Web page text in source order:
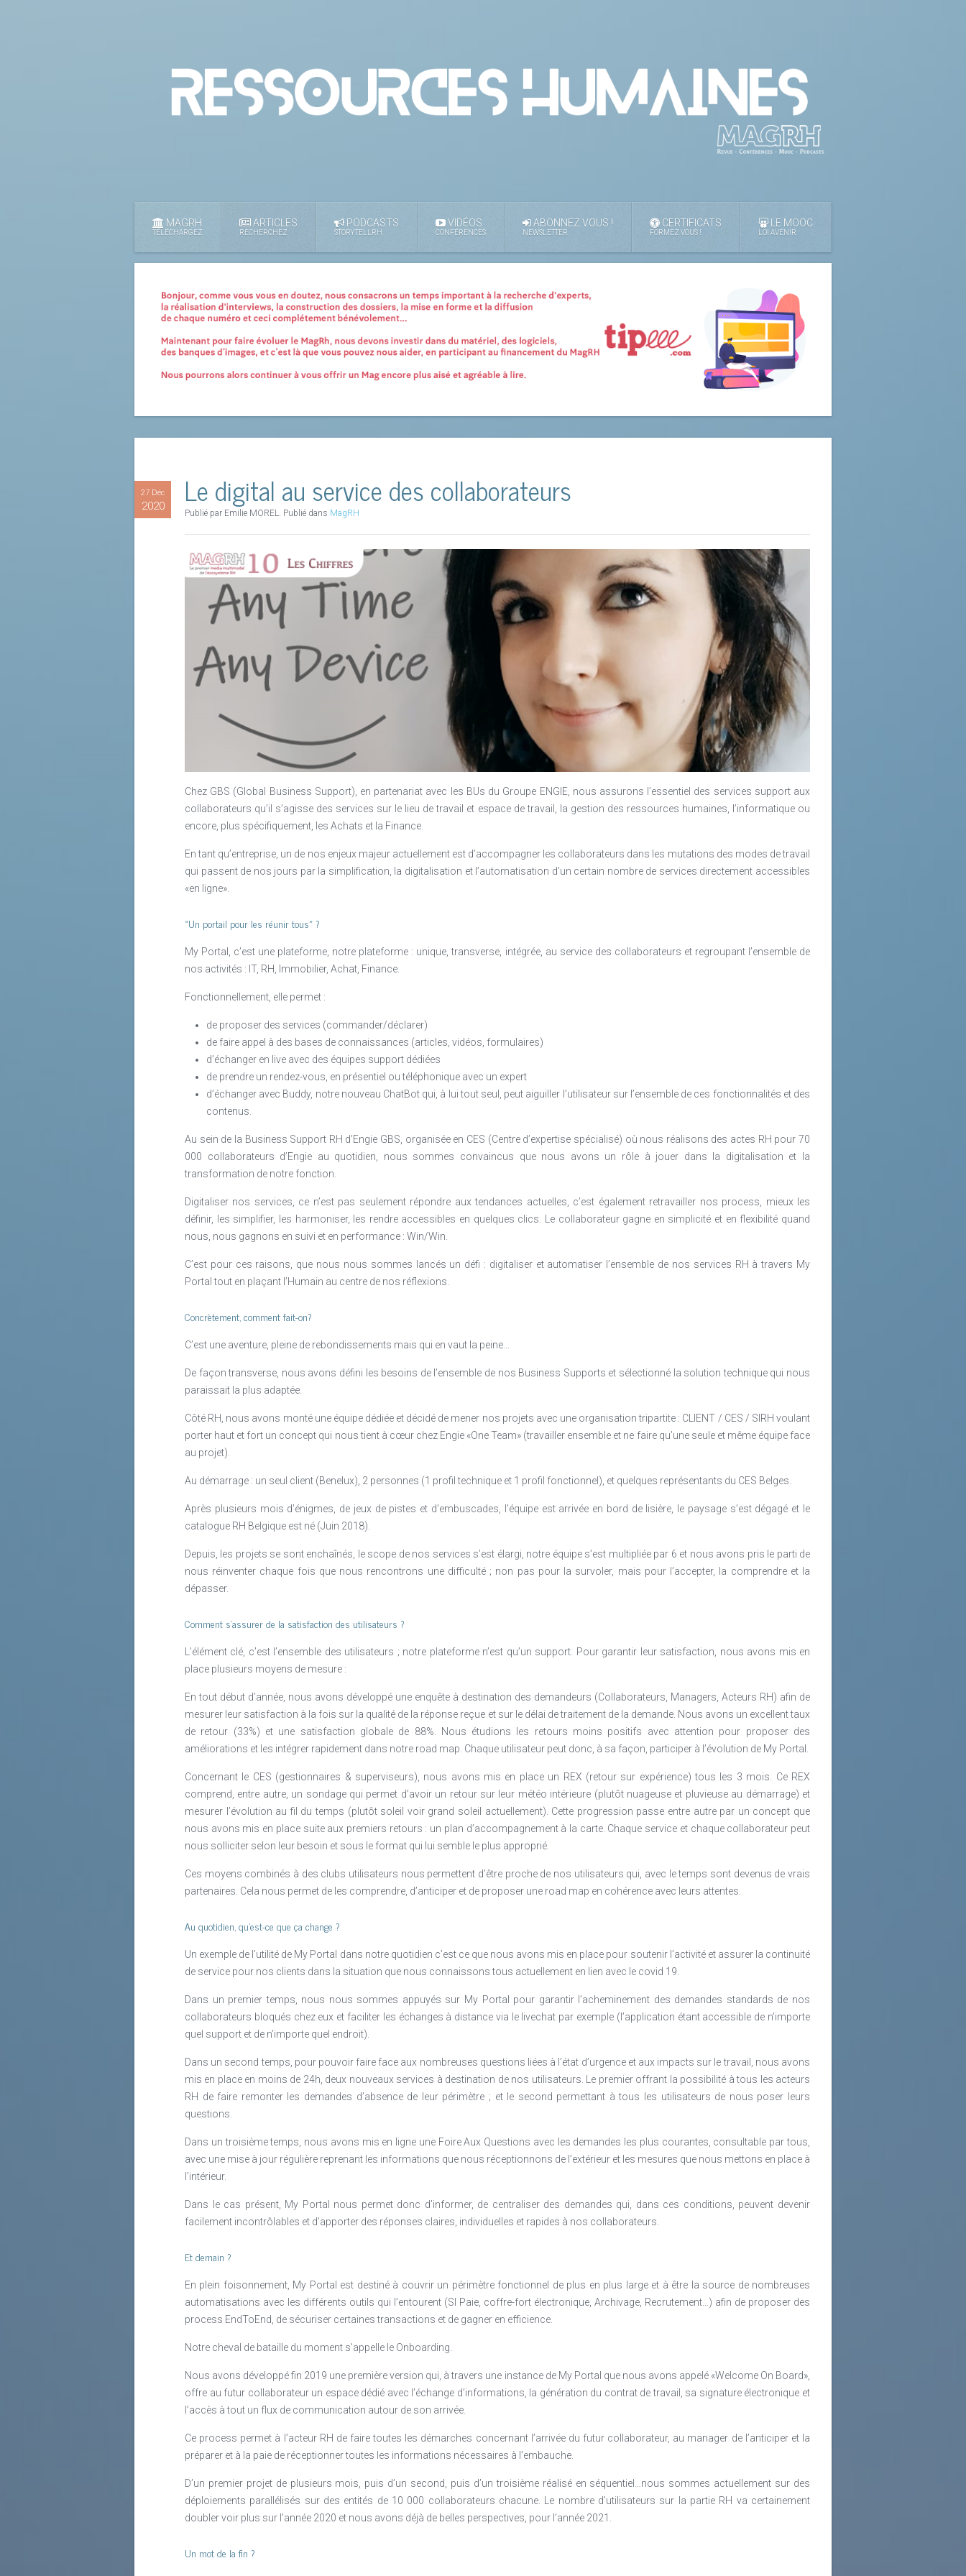
MAGRH
TÉLÉCHARGEZ
ARTICLES
RECHERCHEZ
PODCASTS
STORYTELLRH
VIDÉOS
CONFÉRENCES
ABONNEZ VOUS !
NEWSLETTER
CERTIFICATS
FORMEZ VOUS !
LE MOOC
LOI AVENIR
27 Déc
2020 Le digital au service des collaborateurs
Publié par Emilie MOREL. Publié dans MagRH
Chez GBS (Global Business Support), en partenariat avec les BUs du Groupe ENGIE, nous assurons l’essentiel des services support aux
collaborateurs qu’il s’agisse des services sur le lieu de travail et espace de travail, la gestion des ressources humaines, l’informatique ou
encore, plus spécifiquement, les Achats et la Finance.
En tant qu’entreprise, un de nos enjeux majeur actuellement est d’accompagner les collaborateurs dans les mutations des modes de travail
qui passent de nos jours par la simplification, la digitalisation et l’automatisation d’un certain nombre de services directement accessibles
«en ligne».
«Un portail pour les réunir tous» ?
My Portal, c’est une plateforme, notre plateforme : unique, transverse, intégrée, au service des collaborateurs et regroupant l’ensemble de
nos activités : IT, RH, Immobilier, Achat, Finance.
Fonctionnellement, elle permet :
de proposer des services (commander/déclarer)
de faire appel à des bases de connaissances (articles, vidéos, formulaires)
d’échanger en live avec des équipes support dédiées
de prendre un rendez-vous, en présentiel ou téléphonique avec un expert
d’échanger avec Buddy, notre nouveau ChatBot qui, à lui tout seul, peut aiguiller l’utilisateur sur l’ensemble de ces fonctionnalités et des
contenus.
Au sein de la Business Support RH d’Engie GBS, organisée en CES (Centre d’expertise spécialisé) où nous réalisons des actes RH pour 70
000 collaborateurs d’Engie au quotidien, nous sommes convaincus que nous avons un rôle à jouer dans la digitalisation et la
transformation de notre fonction.
Digitaliser nos services, ce n’est pas seulement répondre aux tendances actuelles, c’est également retravailler nos process, mieux les
définir, les simplifier, les harmoniser, les rendre accessibles en quelques clics. Le collaborateur gagne en simplicité et en flexibilité quand
nous, nous gagnons en suivi et en performance : Win/Win.
C’est pour ces raisons, que nous nous sommes lancés un défi : digitaliser et automatiser l’ensemble de nos services RH à travers My
Portal tout en plaçant l’Humain au centre de nos réflexions.
Concrètement, comment fait-on?
C’est une aventure, pleine de rebondissements mais qui en vaut la peine…
De façon transverse, nous avons défini les besoins de l’ensemble de nos Business Supports et sélectionné la solution technique qui nous
paraissait la plus adaptée.
Côté RH, nous avons monté une équipe dédiée et décidé de mener nos projets avec une organisation tripartite : CLIENT / CES / SIRH voulant
porter haut et fort un concept qui nous tient à cœur chez Engie «One Team» (travailler ensemble et ne faire qu’une seule et même équipe face
au projet).
Au démarrage : un seul client (Benelux), 2 personnes (1 profil technique et 1 profil fonctionnel), et quelques représentants du CES Belges.
Après plusieurs mois d’énigmes, de jeux de pistes et d’embuscades, l’équipe est arrivée en bord de lisière, le paysage s’est dégagé et le
catalogue RH Belgique est né (Juin 2018).
Depuis, les projets se sont enchaînés, le scope de nos services s’est élargi, notre équipe s’est multipliée par 6 et nous avons pris le parti de
nous réinventer chaque fois que nous rencontrons une difficulté ; non pas pour la survoler, mais pour l’accepter, la comprendre et la
dépasser.
Comment s’assurer de la satisfaction des utilisateurs ?
L’élément clé, c’est l’ensemble des utilisateurs ; notre plateforme n’est qu’un support. Pour garantir leur satisfaction, nous avons mis en
place plusieurs moyens de mesure :
En tout début d’année, nous avons développé une enquête à destination des demandeurs (Collaborateurs, Managers, Acteurs RH) afin de
mesurer leur satisfaction à la fois sur la qualité de la réponse reçue et sur le délai de traitement de la demande. Nous avons un excellent taux
de retour (33%) et une satisfaction globale de 88%. Nous étudions les retours moins positifs avec attention pour proposer des
améliorations et les intégrer rapidement dans notre road map. Chaque utilisateur peut donc, à sa façon, participer à l’évolution de My Portal.
Concernant le CES (gestionnaires & superviseurs), nous avons mis en place un REX (retour sur expérience) tous les 3 mois. Ce REX
comprend, entre autre, un sondage qui permet d’avoir un retour sur leur météo intérieure (plutôt nuageuse et pluvieuse au démarrage) et
mesurer l’évolution au fil du temps (plutôt soleil voir grand soleil actuellement). Cette progression passe entre autre par un concept que
nous avons mis en place suite aux premiers retours : un plan d’accompagnement à la carte. Chaque service et chaque collaborateur peut
nous solliciter selon leur besoin et sous le format qui lui semble le plus approprié.
Ces moyens combinés à des clubs utilisateurs nous permettent d’être proche de nos utilisateurs qui, avec le temps sont devenus de vrais
partenaires. Cela nous permet de les comprendre, d’anticiper et de proposer une road map en cohérence avec leurs attentes.
Au quotidien, qu’est-ce que ça change ?
Un exemple de l’utilité de My Portal dans notre quotidien c’est ce que nous avons mis en place pour soutenir l’activité et assurer la continuité
de service pour nos clients dans la situation que nous connaissons tous actuellement en lien avec le covid 19.
Dans un premier temps, nous nous sommes appuyés sur My Portal pour garantir l’acheminement des demandes standards de nos
collaborateurs bloqués chez eux et faciliter les échanges à distance via le livechat par exemple (l’application étant accessible de n’importe
quel support et de n’importe quel endroit).
Dans un second temps, pour pouvoir faire face aux nombreuses questions liées à l’état d’urgence et aux impacts sur le travail, nous avons
mis en place en moins de 24h, deux nouveaux services à destination de nos utilisateurs. Le premier offrant la possibilité à tous les acteurs
RH de faire remonter les demandes d’absence de leur périmètre ; et le second permettant à tous les utilisateurs de nous poser leurs
questions.
Dans un troisième temps, nous avons mis en ligne une Foire Aux Questions avec les demandes les plus courantes, consultable par tous,
avec une mise à jour régulière reprenant les informations que nous réceptionnons de l’extérieur et les mesures que nous mettons en place à
l’intérieur.
Dans le cas présent, My Portal nous permet donc d’informer, de centraliser des demandes qui, dans ces conditions, peuvent devenir
facilement incontrôlables et d’apporter des réponses claires, individuelles et rapides à nos collaborateurs.
Et demain ?
En plein foisonnement, My Portal est destiné à couvrir un périmètre fonctionnel de plus en plus large et à être la source de nombreuses
automatisations avec les différents outils qui l’entourent (SI Paie, coffre-fort électronique, Archivage, Recrutement…) afin de proposer des
process EndToEnd, de sécuriser certaines transactions et de gagner en efficience.
Notre cheval de bataille du moment s’appelle le Onboarding.
Nous avons développé fin 2019 une première version qui, à travers une instance de My Portal que nous avons appelé «Welcome On Board»,
offre au futur collaborateur un espace dédié avec l’échange d’informations, la génération du contrat de travail, sa signature électronique et
l’accès à tout un flux de communication autour de son arrivée.
Ce process permet à l’acteur RH de faire toutes les démarches concernant l’arrivée du futur collaborateur, au manager de l’anticiper et la
préparer et à la paie de réceptionner toutes les informations nécessaires à l’embauche.
D’un premier projet de plusieurs mois, puis d’un second, puis d’un troisième réalisé en séquentiel…nous sommes actuellement sur des
déploiements parallélisés sur des entités de 10 000 collaborateurs chacune. Le nombre d’utilisateurs sur la partie RH va certainement
doubler voir plus sur l’année 2020 et nous avons déjà de belles perspectives, pour l’année 2021.
Un mot de la fin ?